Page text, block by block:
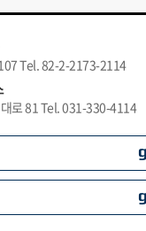
Tel. 82-2-2173-2114
로 81 Tel. 031-330-4114